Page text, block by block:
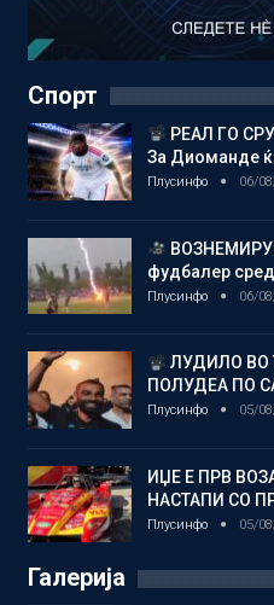
Спорт
РЕАЛ ГО
За Диоманде
Плусинфо 06/
фудбалер
Плусинфо 06/
ЛУДИЛО ВО
ПОЛУДЕА ПО
Плусинфо 05/
ИЏЕ Е ПРВ
НАСТАПИ СО
Плусинфо 05/
Галерија